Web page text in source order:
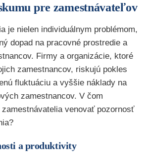
pre zamestnávateľov
je nielen individuálnym problémom,
dopad na pracovné prostredie a
Firmy a organizácie, ktoré
zamestnancov, riskujú pokles
fluktuáciu a vyššie náklady na
zamestnancov. V čom
venovať pozornosť
a produktivity